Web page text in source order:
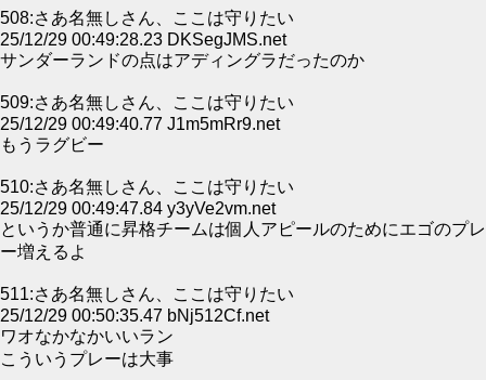
508:さあ名無しさん、ここは守りたい
25/12/29 00:49:28.23 DKSegJMS.net
サンダーランドの点はアディングラだったのか
509:さあ名無しさん、ここは守りたい
25/12/29 00:49:40.77 J1m5mRr9.net
もうラグビー
510:さあ名無しさん、ここは守りたい
25/12/29 00:49:47.84 y3yVe2vm.net
というか普通に昇格チームは個人アピールのためにエゴのプレ
ー増えるよ
511:さあ名無しさん、ここは守りたい
25/12/29 00:50:35.47 bNj512Cf.net
ワオなかなかいいラン
こういうプレーは大事